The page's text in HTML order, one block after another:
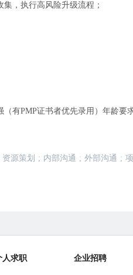
，执行高风险升级流程；
有PMP证书者优先录用）年龄要
资源策划 ; 内部沟通 ; 外部沟通 ;
人求职 企业招聘